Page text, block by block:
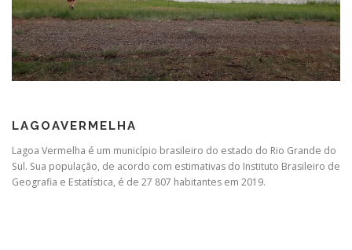
LAGOAVERMELHA
Lagoa Vermelha é um município brasileiro do estado do Rio Grande do
Sul. Sua população, de acordo com estimativas do Instituto Brasileiro de
Geografia e Estatística, é de 27 807 habitantes em 2019.